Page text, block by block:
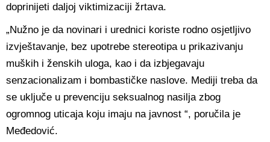
doprinijeti daljoj viktimizaciji žrtava.
„Nužno je da novinari i urednici koriste rodno osjetljivo
izvještavanje, bez upotrebe stereotipa u prikazivanju
muških i ženskih uloga, kao i da izbjegavaju
senzacionalizam i bombastičke naslove. Mediji treba da
se uključe u prevenciju seksualnog nasilja zbog
ogromnog uticaja koju imaju na javnost “, poručila je
Međedović.